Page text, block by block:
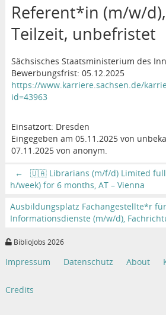
Referent*in (m/w/
Teilzeit, unbefristet
Sächsisches Staatsministerium des
Bewerbungsfrist: 05.12.2025
https://www.karriere.sachsen.de/
id=43963
Einsatzort: Dresden
Eingegeben am 05.11.2025 von
07.11.2025 von anonym.
←
🇺🇦 Librarians (m/f/d) Limited
h/week) for 6 months, AT – Vienna
Ausbildungsplatz Fachangestellte*r
Informationsdienste (m/w/d),
BiblioJobs 2026
Impressum Datenschutz About
Credits